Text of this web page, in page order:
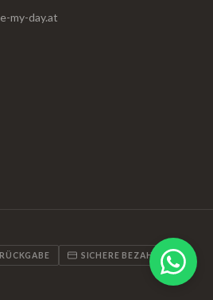
my-day.at
RÜCKGABE SICHERE BEZAHLUNG